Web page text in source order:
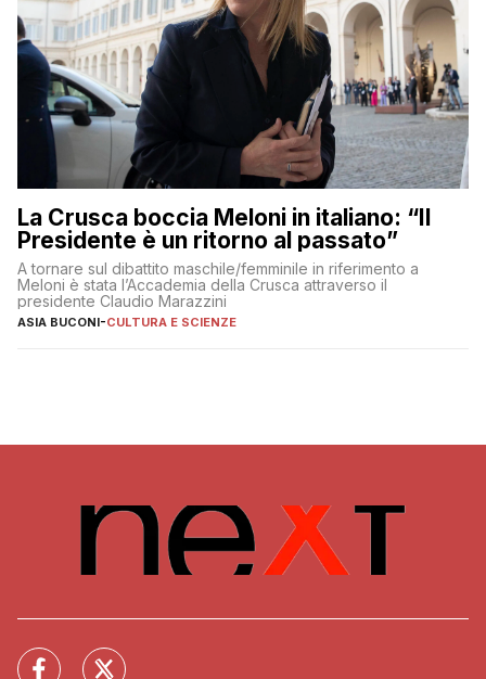
La Crusca boccia Meloni in italiano: “Il
Presidente è un ritorno al passato”
A tornare sul dibattito maschile/femminile in riferimento a
Meloni è stata l’Accademia della Crusca attraverso il
presidente Claudio Marazzini
ASIA BUCONI-CULTURA E SCIENZE